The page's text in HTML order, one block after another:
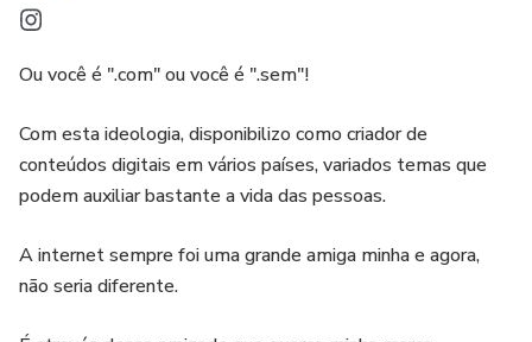
Ou você é ".com" ou você é ".sem"!
Com esta ideologia, disponibilizo como criador de
conteúdos digitais em vários países, variados temas que
podem auxiliar bastante a vida das pessoas.
A internet sempre foi uma grande amiga minha e agora,
não seria diferente.